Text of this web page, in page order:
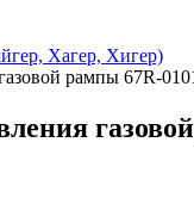
Хагер, Хигер)
рампы 67R-